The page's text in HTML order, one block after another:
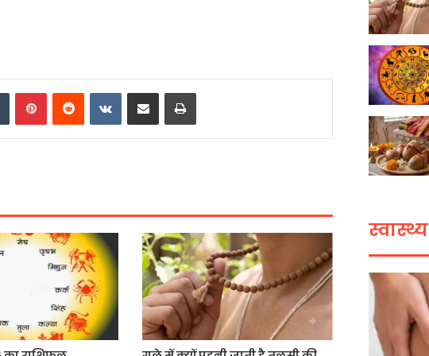
TumblrPinterestReddit VKontakte
Share via Email Print
स्वास्थ्य